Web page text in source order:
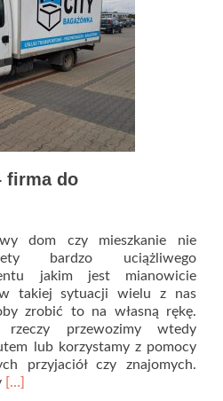
firma do
dom czy mieszkanie nie
bardzo uciążliwego
jakim jest mianowicie
takiej sytuacji wielu z nas
zrobić to na własną rękę.
rzeczy przewozimy wtedy
lub korzystamy z pomocy
przyjaciół czy znajomych.
Read
[…]